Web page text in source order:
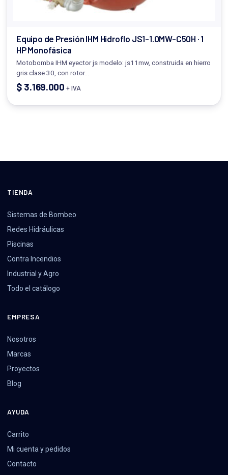
Equipo de Presión IHM Hidroflo JS1-1.0MW-C50H · 1
HP Monofásica
Motobomba IHM eyector js modelo: js11mw, construida en hierro
gris clase 30, con rotor…
$ 3.169.000 + IVA
TIENDA
Sistemas de Bombeo
Redes Hidráulicas
Piscinas
Contra Incendios
Industrial y Agro
Todo el catálogo
EMPRESA
Nosotros
Marcas
Proyectos
Blog
AYUDA
Carrito
Mi cuenta y pedidos
Contacto